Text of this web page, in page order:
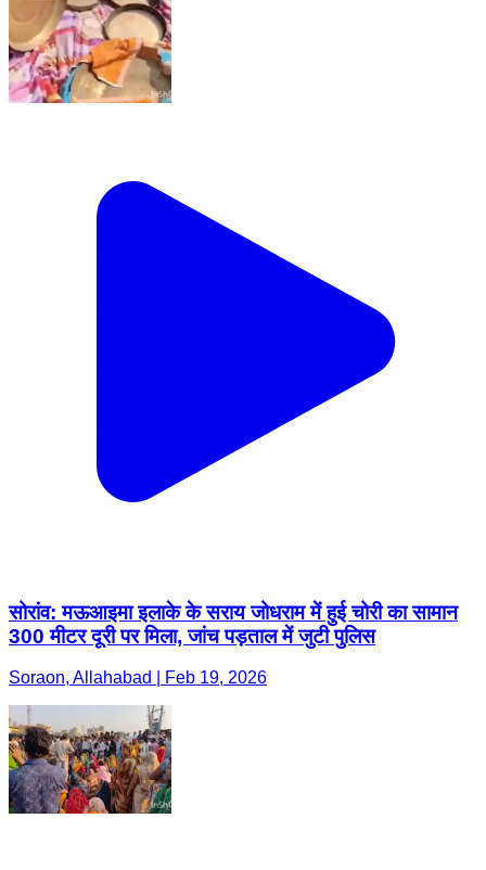
सोरांव: मऊआइमा इलाके के सराय जोधराम में हुई चोरी का सामान
300 मीटर दूरी पर मिला, जांच पड़ताल में जुटी पुलिस
Soraon, Allahabad | Feb 19, 2026